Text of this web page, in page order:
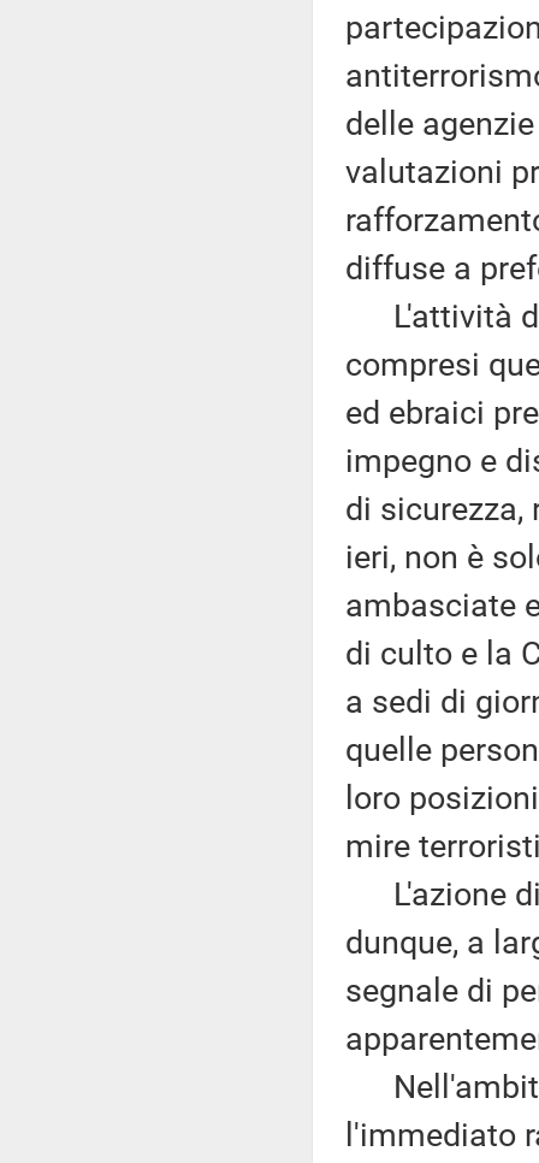
delle
valutazioni
diffuse a
L'attività di
compresi
ed ebraici
impegno e
di
ieri, non è
ambasciate
di culto e la
a sedi di
quelle
loro
mire
L'azione di
dunque, a
segnale di
l'immediato